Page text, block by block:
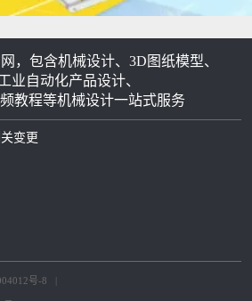
，包含机械设计、3D图纸模型、
业自动化产品设计、
频教程等机械设计一站式服务
变更
号-8